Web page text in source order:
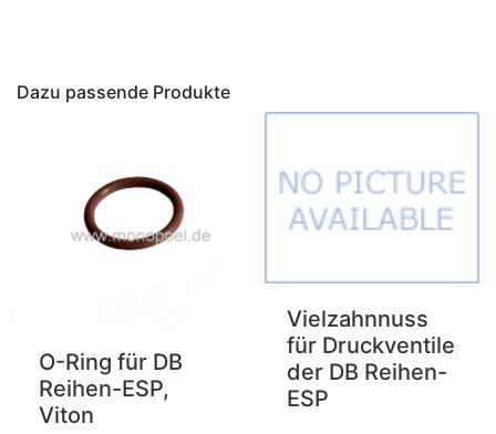
Dazu passende Produkte
O-Ring für DB
Reihen-ESP,
Viton
Vielzahnnuss
für Druckventile
der DB Reihen-
ESP